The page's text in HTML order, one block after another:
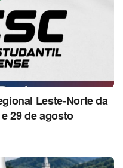
Leste-Norte da
29 de agosto